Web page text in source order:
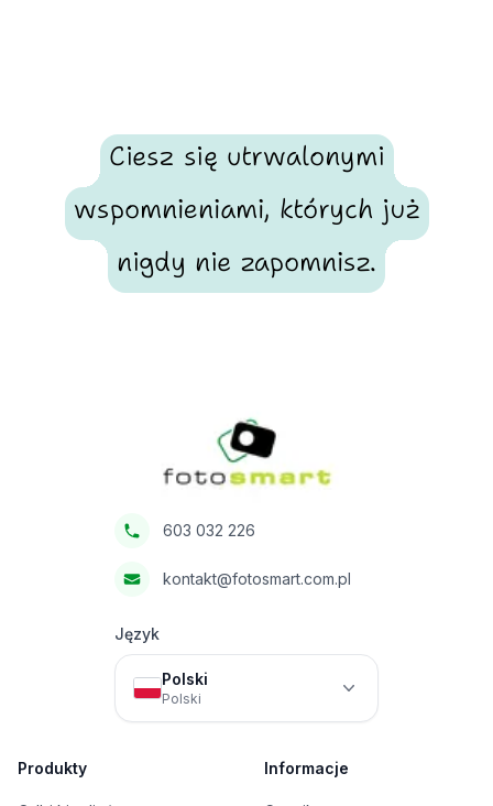
Ciesz się utrwalonymi
wspomnieniami, których już
nigdy nie zapomnisz.
603 032 226
kontakt@fotosmart.com.pl
Język
Polski
Polski
Produkty Informacje